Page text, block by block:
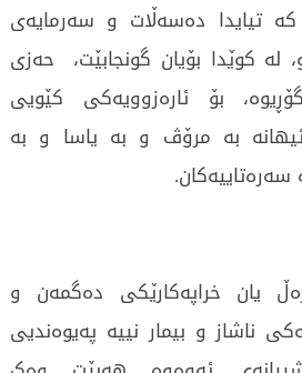
تیایدا دەسەڵات و سەرمایەی
لە کوێدا بۆیان گونجابێت، حەزی
بۆ ئارەزوویەکی کێویی
ئیهانە بە مرۆڤ و بە یاسا و بە
یان خراپەکارێکی دەگمەن و
ناشاز و بیمار نییە پەیوەندیی